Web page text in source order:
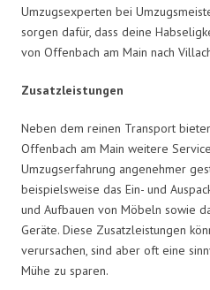
Umzugsexperten bei
sorgen dafür, dass deine
von Offenbach am Main nach
Zusatzleistungen
Neben dem reinen Transport
Offenbach am Main weitere
Umzugserfahrung angenehmer
beispielsweise das Ein- und
und Aufbauen von Möbeln sowie
Geräte. Diese Zusatzleistungen
verursachen, sind aber oft eine
Mühe zu sparen.